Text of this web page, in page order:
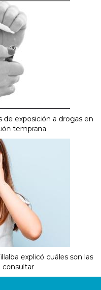
de exposición a drogas en
temprana
explicó cuáles son las
consultar